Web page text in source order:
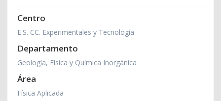
Centro
E.S. CC. Experimentales y Tecnología
Departamento
Geología, Física y Química Inorgánica
Área
Física Aplicada